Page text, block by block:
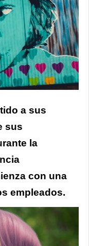
a sus
sus
la
con una
empleados.